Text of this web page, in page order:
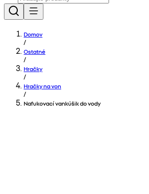
Domov
/
Ostatné
/
Hračky
/
Hračky na von
/
Nafukovací vankúšik do vody